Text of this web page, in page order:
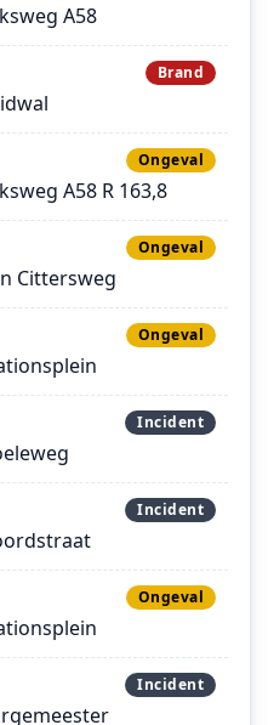
A58
Brand
Ongeval
A58 R 163,8
Ongeval
Cittersweg
Ongeval
Incident
Incident
Ongeval
Incident